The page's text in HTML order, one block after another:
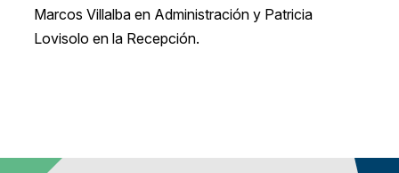
Marcos Villalba en Administración y Patricia
Lovisolo en la Recepción.